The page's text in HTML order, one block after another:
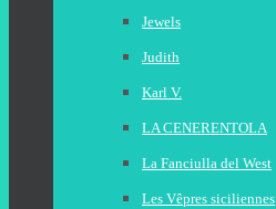
Jewels
Judith
Karl V.
LA CENERENTOLA
La Fanciulla del West
Les Vêpres siciliennes